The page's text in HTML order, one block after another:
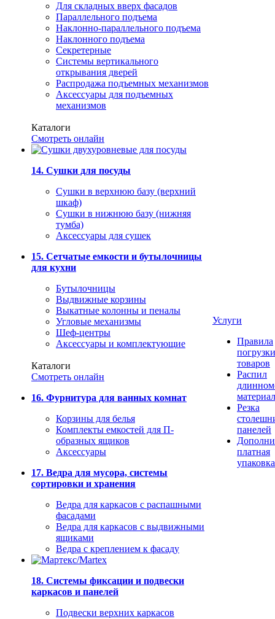
Для складных вверх фасадов
Параллельного подъема
Наклонно-параллельного подъема
Наклонного подъема
Секретерные
Системы вертикального
открывания дверей
Распродажа подъемных механизмов
Аксессуары для подъемных
механизмов
Каталоги
Смотреть онлайн
14. Сушки для посуды
Сушки в верхнюю базу (верхний
шкаф)
Сушки в нижнюю базу (нижняя
тумба)
Аксессуары для сушек
15. Сетчатые емкости и бутылочницы
для кухни
Бутылочницы
Выдвижные корзины
Выкатные колонны и пеналы
Угловые механизмы
Шеф-центры
Аксессуары и комплектующие
Каталоги
Смотреть онлайн
16. Фурнитура для ванных комнат
Корзины для белья
Комплекты емкостей для П-
образных ящиков
Аксессуары
17. Ведра для мусора, системы
сортировки и хранения
Ведра для каркасов с распашными
фасадами
Ведра для каркасов с выдвижными
ящиками
Ведра с креплением к фасаду
18. Системы фиксации и подвески
каркасов и панелей
Подвески верхних каркасов
Услуги
Правила
погрузки
товаров
Распил
Резка
панелей
платная
упаковка